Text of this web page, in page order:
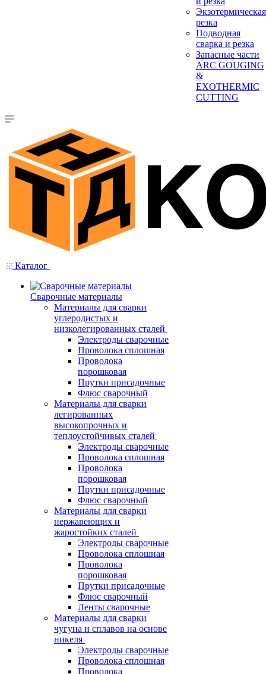
Экзотермическая
резка
Подводная
сварка и резка
Запасные части
ARC GOUGING
&
EXOTHERMIC
CUTTING
Каталог
Сварочные материалы
Материалы для сварки
углеродистых и
низколегированных сталей
Электроды сварочные
Проволока сплошная
Проволока
порошковая
Прутки присадочные
Флюс сварочный
Материалы для сварки
легированных
высокопрочных и
теплоустойчивых сталей
Электроды сварочные
Проволока сплошная
Проволока
порошковая
Прутки присадочные
Флюс сварочный
Материалы для сварки
нержавеющих и
жаростойких сталей
Электроды сварочные
Проволока сплошная
Проволока
порошковая
Прутки присадочные
Флюс сварочный
Ленты сварочные
Материалы для сварки
чугуна и сплавов на основе
никеля
Электроды сварочные
Проволока сплошная
Проволока